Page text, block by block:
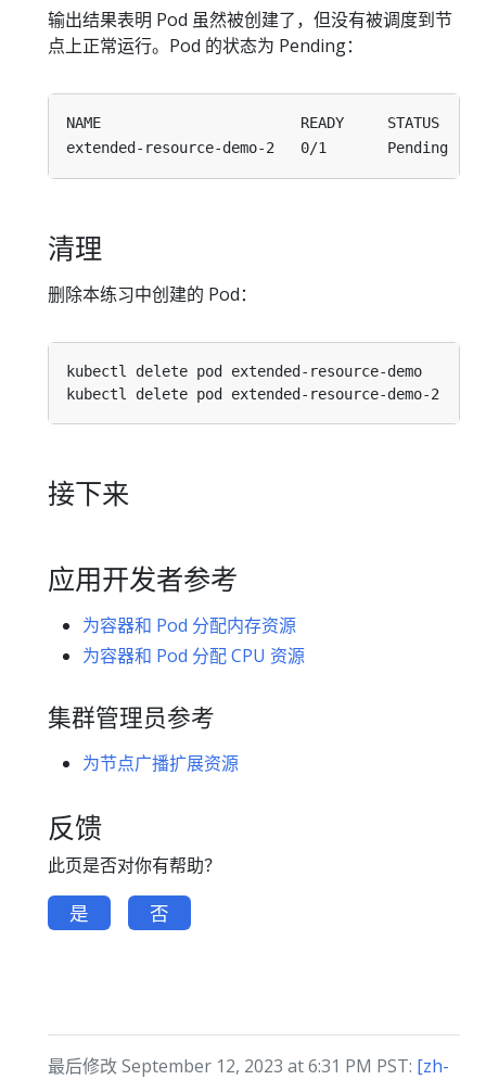
输出结果表明 Pod 虽然被创建了，但没有被调度到节
点上正常运行。Pod 的状态为 Pending：
NAME                       READY     STATUS
extended-resource-demo-2   0/1       Pending
清理
删除本练习中创建的 Pod：
接下来
应用开发者参考
为容器和 Pod 分配内存资源
为容器和 Pod 分配 CPU 资源
集群管理员参考
为节点广播扩展资源
反馈
此页是否对你有帮助？
是 否
最后修改 September 12, 2023 at 6:31 PM PST: [zh-